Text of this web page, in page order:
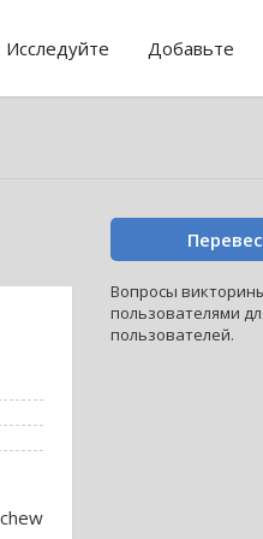
Исследуйте Добавьте
Bопросы
пользователями
пользователей.